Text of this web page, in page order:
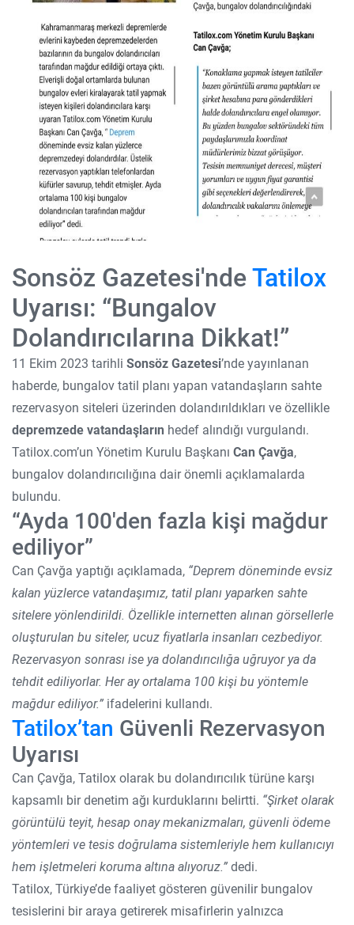
Sonsöz Gazetesi'ndeTatilox
Uyarısı: “Bungalov
Dolandırıcılarına Dikkat!”
11 Ekim 2023 tarihli Sonsöz Gazetesi’nde yayınlanan
haberde, bungalov tatil planı yapan vatandaşların sahte
rezervasyon siteleri üzerinden dolandırıldıkları ve özellikle
depremzede vatandaşların hedef alındığı vurgulandı.
Tatilox.com’un Yönetim Kurulu Başkanı Can Çavğa,
bungalov dolandırıcılığına dair önemli açıklamalarda
bulundu.
“Ayda 100'den fazla kişi mağdur
ediliyor”
Can Çavğa yaptığı açıklamada, “Deprem döneminde evsiz
kalan yüzlerce vatandaşımız, tatil planı yaparken sahte
sitelere yönlendirildi. Özellikle internetten alınan görsellerle
oluşturulan bu siteler, ucuz fiyatlarla insanları cezbediyor.
Rezervasyon sonrası ise ya dolandırıcılığa uğruyor ya da
tehdit ediliyorlar. Her ay ortalama 100 kişi bu yöntemle
mağdur ediliyor.” ifadelerini kullandı.
Tatilox’tan Güvenli Rezervasyon
Uyarısı
Can Çavğa, Tatilox olarak bu dolandırıcılık türüne karşı
kapsamlı bir denetim ağı kurduklarını belirtti. “Şirket olarak
görüntülü teyit, hesap onay mekanizmaları, güvenli ödeme
yöntemleri ve tesis doğrulama sistemleriyle hem kullanıcıyı
hem işletmeleri koruma altına alıyoruz.” dedi.
Tatilox, Türkiye’de faaliyet gösteren güvenilir bungalov
tesislerini bir araya getirerek misafirlerin yalnızca